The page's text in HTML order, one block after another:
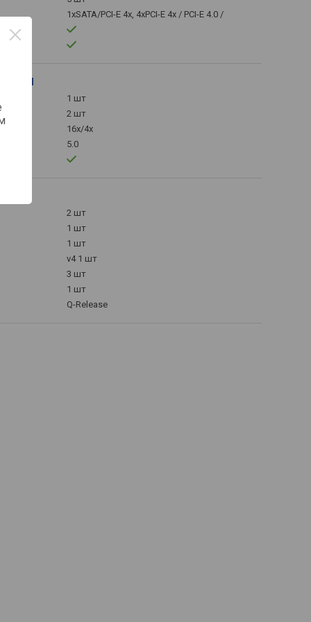
1xSATA/PCI-E 4x, 4xPCI-E 4x / PCI-E 4.0 /
1 шт
2 шт
16x/4x
5.0
2 шт
1 шт
1 шт
v4 1 шт
3 шт
1 шт
Q-Release